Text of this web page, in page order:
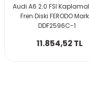
Audi A6 2.0 FSI
Fren Diski FERODO
DDF2596C-1
11.854,52 TL